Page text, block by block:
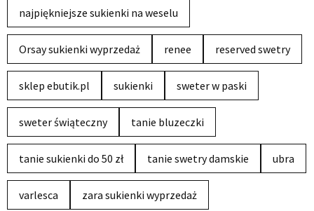
najpiękniejsze sukienki na weselu
Orsay sukienki wyprzedaż renee reserved swetry
sklep ebutik.pl sukienki sweter w paski
sweter świąteczny tanie bluzeczki
tanie sukienki do 50 zł tanie swetry damskie ubra
varlesca zara sukienki wyprzedaż